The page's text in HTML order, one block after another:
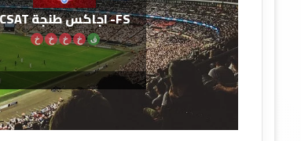
FS- اجاكس طنجة CSAT
ف خ خ خ خ